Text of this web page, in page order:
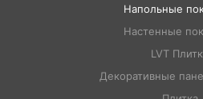
Напольные
Настенные
LVT
Декоративные